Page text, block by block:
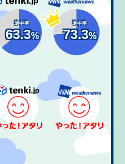
適中率
63.3%
適中率
73.3%